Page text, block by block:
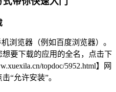
浏览器（例如百度浏览器）。
要下载的应用的全名，点击下
topdoc/5952.html】网
“允许安装”。